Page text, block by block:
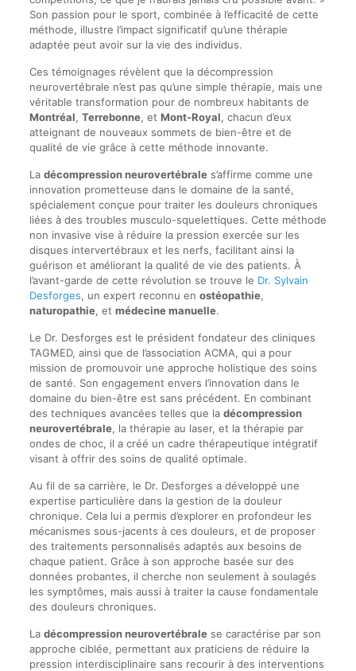
Son passion pour le sport, combinée à l’efficacité de cette
méthode, illustre l’impact significatif qu’une thérapie
adaptée peut avoir sur la vie des individus.
Ces témoignages révèlent que la décompression
neurovertébrale n’est pas qu’une simple thérapie, mais une
véritable transformation pour de nombreux habitants de
Montréal, Terrebonne, et Mont-Royal, chacun d’eux
atteignant de nouveaux sommets de bien-être et de
qualité de vie grâce à cette méthode innovante.
La décompression neurovertébrales’affirme comme une
innovation prometteuse dans le domaine de la santé,
spécialement conçue pour traiter les douleurs chroniques
liées à des troubles musculo-squelettiques. Cette méthode
non invasive vise à réduire la pression exercée sur les
disques intervertébraux et les nerfs, facilitant ainsi la
guérison et améliorant la qualité de vie des patients. À
l’avant-garde de cette révolution se trouve le Dr. Sylvain
Desforges, un expert reconnu en ostéopathie,
naturopathie, et médecine manuelle.
Le Dr. Desforges est le président fondateur des cliniques
TAGMED, ainsi que de l’association ACMA, qui a pour
mission de promouvoir une approche holistique des soins
de santé. Son engagement envers l’innovation dans le
domaine du bien-être est sans précédent. En combinant
des techniques avancées telles que la décompression
neurovertébrale, la thérapie au laser, et la thérapie par
ondes de choc, il a créé un cadre thérapeutique intégratif
visant à offrir des soins de qualité optimale.
Au fil de sa carrière, le Dr. Desforges a développé une
expertise particulière dans la gestion de la douleur
chronique. Cela lui a permis d’explorer en profondeur les
mécanismes sous-jacents à ces douleurs, et de proposer
des traitements personnalisés adaptés aux besoins de
chaque patient. Grâce à son approche basée sur des
données probantes, il cherche non seulement à soulagés
les symptômes, mais aussi à traiter la cause fondamentale
des douleurs chroniques.
La décompression neurovertébralese caractérise par son
approche ciblée, permettant aux praticiens de réduire la
pression interdisciplinaire sans recourir à des interventions